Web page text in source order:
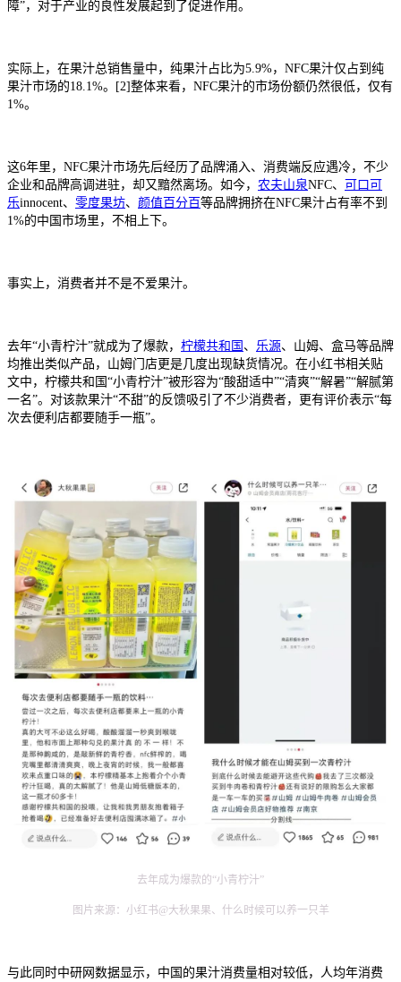
障”，对于产业的良性发展起到了促进作用。
实际上，在果汁总销售量中，纯果汁占比为5.9%，NFC果汁仅占到纯
果汁市场的18.1%。[2]整体来看，NFC果汁的市场份额仍然很低，仅有
1%。
这6年里，NFC果汁市场先后经历了品牌涌入、消费端反应遇冷，不少
企业和品牌高调进驻，却又黯然离场。如今， 农夫山泉NFC、 可口可
乐innocent、 零度果坊、 颜值百分百等品牌拥挤在NFC果汁占有率不到
1%的中国市场里，不相上下。
事实上，消费者并不是不爱果汁。
去年“小青柠汁”就成为了爆款， 柠檬共和国 、 乐源、山姆、盒马等品牌
均推出类似产品，山姆门店更是几度出现缺货情况。在小红书相关贴
文中，柠檬共和国“小青柠汁”被形容为“酸甜适中”“清爽”“解暑”“解腻第
一名”。对该款果汁“不甜”的反馈吸引了不少消费者，更有评价表示“每
次去便利店都要随手一瓶”。
去年成为爆款的“小青柠汁”
图片来源：小红书@大秋果果、什么时候可以养一只羊
与此同时中研网数据显示，中国的果汁消费量相对较低，人均年消费